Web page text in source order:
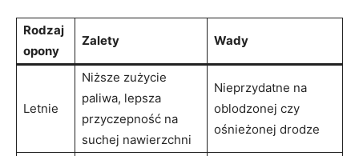
Rodzaj
opony
Zalety Wady
Letnie
Niższe zużycie
paliwa, lepsza
przyczepność na
suchej nawierzchni
Nieprzydatne na
oblodzonej czy
ośnieżonej drodze